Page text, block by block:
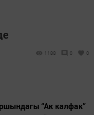
1188 0 0
“Ак калфак”